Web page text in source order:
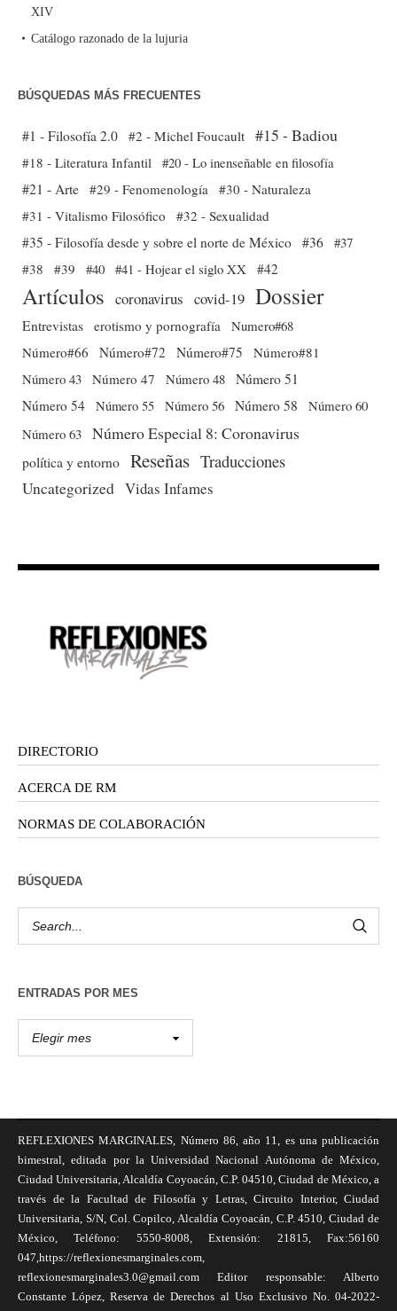
XIV
Catálogo razonado de la lujuria
BÚSQUEDAS MÁS FRECUENTES
#1 - Filosofía 2.0 #2 - Michel Foucault #15 - Badiou
#18 - Literatura Infantil #20 - Lo inenseñable en filosofía
#21 - Arte #29 - Fenomenología
#30 - Naturaleza
#31 - Vitalismo Filosófico
#32 - Sexualidad
#35 - Filosofía desde y sobre el norte de México #36 #37
#38
#39 #40 #41 - Hojear el siglo XX #42
Artículos coronavirus covid-19 Dossier
Entrevistas erotismo y pornografía
Numero#68
Número#66
Número#72 Número#75
Número#81
Número 43 Número 47 Número 48 Número 51
Número 54 Número 55 Número 56 Número 58
Número 60
Número 63 Número Especial 8: Coronavirus
política y entorno Reseñas Traducciones
Uncategorized Vidas Infames
DIRECTORIO
ACERCA DE RM
NORMAS DE COLABORACIÓN
BÚSQUEDA
ENTRADAS POR MES
REFLEXIONES MARGINALES, Número 86, año 11, es una publicación
bimestral, editada por la Universidad Nacional Autónoma de México,
Ciudad Universitaria, Alcaldía Coyoacán, C.P. 04510, Ciudad de México, a
través de la Facultad de Filosofía y Letras, Circuito Interior, Ciudad
Universitaria, S/N, Col. Copilco, Alcaldía Coyoacán, C.P. 4510, Ciudad de
México, Teléfono: 5550-8008, Extensión: 21815, Fax:56160
047,https://reflexionesmarginales.com,
reflexionesmarginales3.0@gmail.com Editor responsable: Alberto
Constante López, Reserva de Derechos al Uso Exclusivo No. 04-2022-